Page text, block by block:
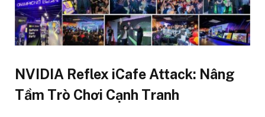
NVIDIA Reflex iCafe Attack: Nâng
Tầm Trò Chơi Cạnh Tranh